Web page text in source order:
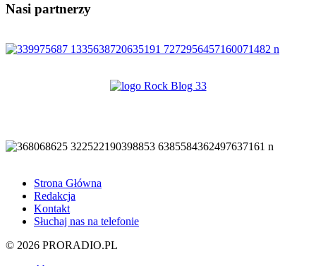
Nasi partnerzy
Strona Główna
Redakcja
Kontakt
Słuchaj nas na telefonie
© 2026 PRORADIO.PL